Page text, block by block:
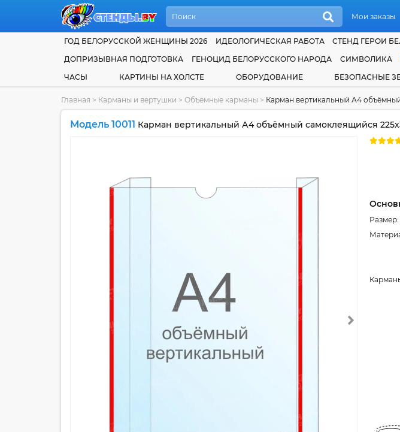
Мои заказы
ГОД БЕЛОРУССКОЙ ЖЕНЩИНЫ 2026 ИДЕОЛОГИЧЕСКАЯ РАБОТА СТЕНД ГЕРОИ
ДОПРИЗЫВНАЯ ПОДГОТОВКА
ГЕНОЦИД БЕЛОРУССКОГО НАРОДА СИМВОЛИКА
ЧАСЫ
КАРТИНЫ НА ХОЛСТЕ ОБОРУДОВАНИЕ БЕЗОПАСНЫЕ
Главная > Карманы и вертушки > Объемные карманы > Карман вертикальный А4
Модель 10011 Карман вертикальный А4 объёмный самоклеящийся
Размер: